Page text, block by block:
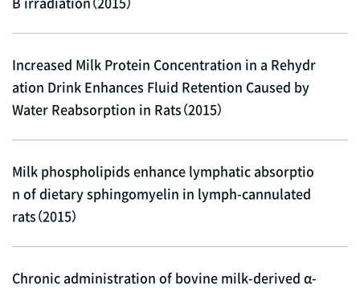
Increased Milk Protein Concentration in a Rehydr
ation Drink Enhances Fluid Retention Caused by
Water Reabsorption in Rats（2015）
Milk phospholipids enhance lymphatic absorptio
n of dietary sphingomyelin in lymph-cannulated
rats（2015）
Chronic administration of bovine milk-derived α-